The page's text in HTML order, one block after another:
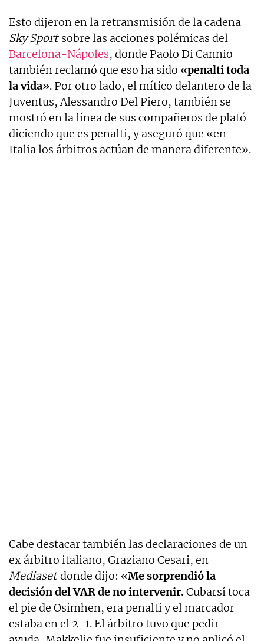
Esto dijeron en la retransmisión de la cadena
Sky Sport sobre las acciones polémicas del
Barcelona-Nápoles, donde Paolo Di Cannio
también reclamó que eso ha sido «penalti toda
la vida». Por otro lado, el mítico delantero de la
Juventus, Alessandro Del Piero, también se
mostró en la línea de sus compañeros de plató
diciendo que es penalti, y aseguró que «en
Italia los árbitros actúan de manera diferente».
Cabe destacar también las declaraciones de un
ex árbitro italiano, Graziano Cesari, en
Mediasetdonde dijo: «Me sorprendió la
decisión del VAR de no intervenir.Cubarsí toca
el pie de Osimhen, era penalti y el marcador
estaba en el 2-1. El árbitro tuvo que pedir